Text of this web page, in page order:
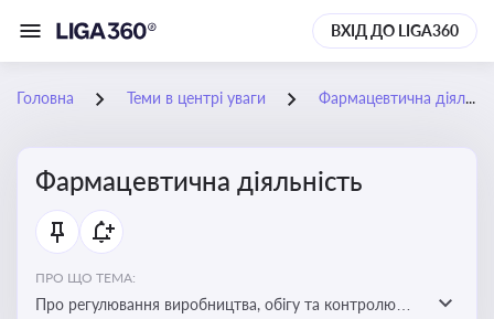
ВХІД ДО LIGA360
Головна Теми в центрі уваги Фармацевтична діяльність
Фармацевтична діяльність
ПРО ЩО ТЕМА:
Про регулювання виробництва, обігу та контролю